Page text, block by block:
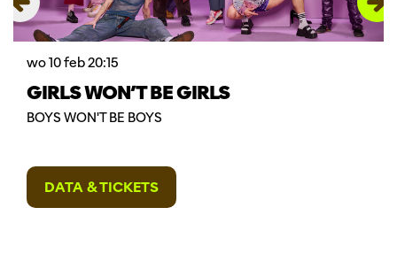
GIRLS WON’T BE GIRLS
BOYS WON'T BE BOYS
wo 10 feb20:15
DATA & TICKETS